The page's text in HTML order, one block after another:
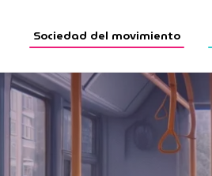
Sociedad del movimiento